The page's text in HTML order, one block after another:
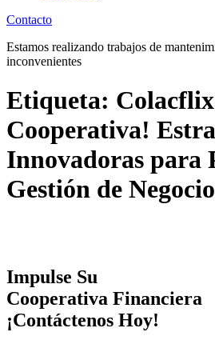
Contacto
Estamos realizando trabajos de
inconvenientes
Etiqueta:
Cooperativa!
Innovadoras para
Gestión de
Impulse Su
Cooperativa Financiera
¡Contáctenos Hoy!